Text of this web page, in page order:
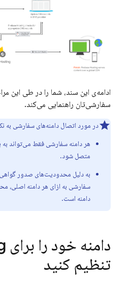
ادامه‌ی این سند، شما را در طی این
سفارشی‌تان راهنمایی می‌کند.
در مورد اتصال دامنه‌های سفارشی به
هر دامنه سفارشی فقط می‌تواند
متصل شود.
دامنه است.
دامنه خود را برای
تنظیم کنید